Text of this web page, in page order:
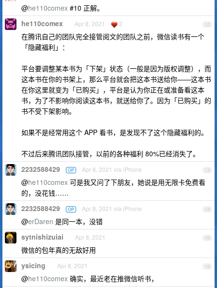
@he110comex #10 正解。
12
he110comex Apr 8, 2021 2
在腾讯自己的团队完全接管阅文的团队之前，微信读书有一个
「隐藏福利」：
平台要调整某本书为「下架」状态（一般是因为版权调整），而
这本书在你的书架上，那么平台就会把这本书送给你——这本书
在你这里就变为「已购买」，平台是认为你正在或准备看这本
书，为了不影响你阅读这本书，就送给你了。因为「已购买」的
书不受下架影响。
如果不是经常用这个 APP 看书，是发现不了这个隐藏福利的。
不过后来腾讯团队接管，以前的各种福利 80%已经消失了。
13
2232588429 OP Apr 8, 2021 via iPhone
@he110comex 可是我又问了下朋友，她说是用无限卡免费看
的，没花钱……
14
2232588429 OP Apr 8, 2021 via iPhone
@erDaren 是同一本，没错
15
sytnishizuiai Apr 8, 2021
微信的包年真的无敌好用
16
ysicing Apr 8, 2021
@he110comex 确实，最近老在推微信听书，